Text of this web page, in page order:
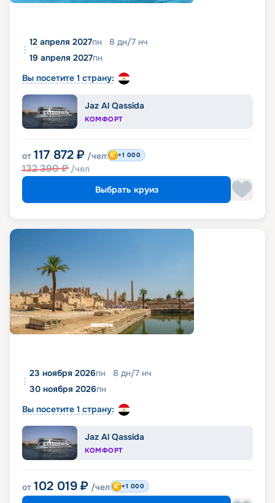
12 апреля 2027пн 8 дн/7 нч
19 апреля 2027пн
Вы посетите 1 страну:
Jaz Al Qassida
КОМФОРТ
от 117 872 ₽ /чел
132 390₽ /чел
+1 000
Выбрать круиз
23 ноября 2026пн 8 дн/7 нч
30 ноября 2026пн
Вы посетите 1 страну:
Jaz Al Qassida
КОМФОРТ
от 102 019 ₽ /чел +1 000